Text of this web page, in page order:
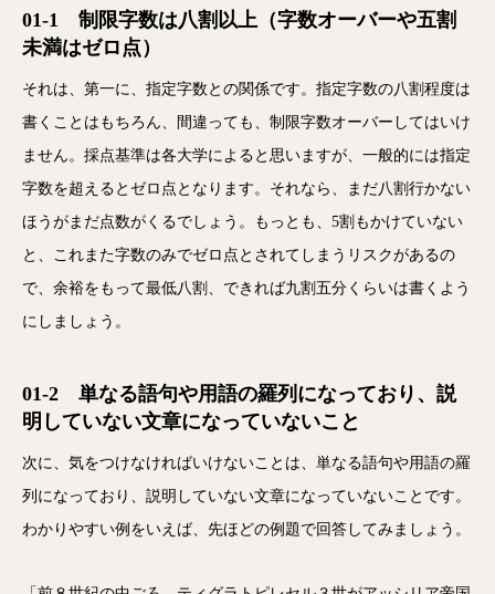
01-1 制限字数は八割以上（字数オーバーや五割
未満はゼロ点）
それは、第一に、指定字数との関係です。指定字数の八割程度は
書くことはもちろん、間違っても、制限字数オーバーしてはいけ
ません。採点基準は各大学によると思いますが、一般的には指定
字数を超えるとゼロ点となります。それなら、まだ八割行かない
ほうがまだ点数がくるでしょう。もっとも、5割もかけていない
と、これまた字数のみでゼロ点とされてしまうリスクがあるの
で、余裕をもって最低八割、できれば九割五分くらいは書くよう
にしましょう。
01-2 単なる語句や用語の羅列になっており、説
明していない文章になっていないこと
次に、気をつけなければいけないことは、単なる語句や用語の羅
列になっており、説明していない文章になっていないことです。
わかりやすい例をいえば、先ほどの例題で回答してみましょう。